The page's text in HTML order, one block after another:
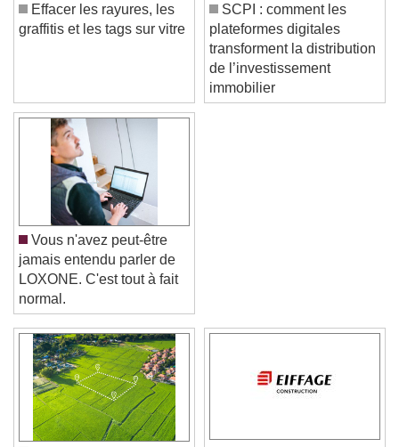
Video Player is loading.
Play Video
Play
Skip Backward
Skip Forward
Unmute
Current Time0:00
Effacer les rayures, les
SCPI : comment les
plateformes digitales
transforment la distribution
de l’investissement
immobilier
Vous n'avez peut-être
jamais entendu parler de
LOXONE. C'est tout à fait
normal.